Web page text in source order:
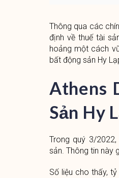
Thông qua các
định về thuế tài
hoảng một cách
bất động sản Hy
Athens
Sản Hy
Trong quý 3/
sản. Thông tin này
Số liệu cho thấy,